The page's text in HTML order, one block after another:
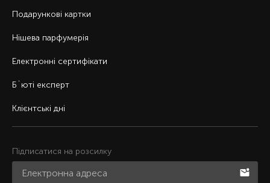
Подарункові картки
Нішева парфумерія
Електронні сертифікати
Б`юті експерт
Клієнтські дні
Підписатися на розсилку